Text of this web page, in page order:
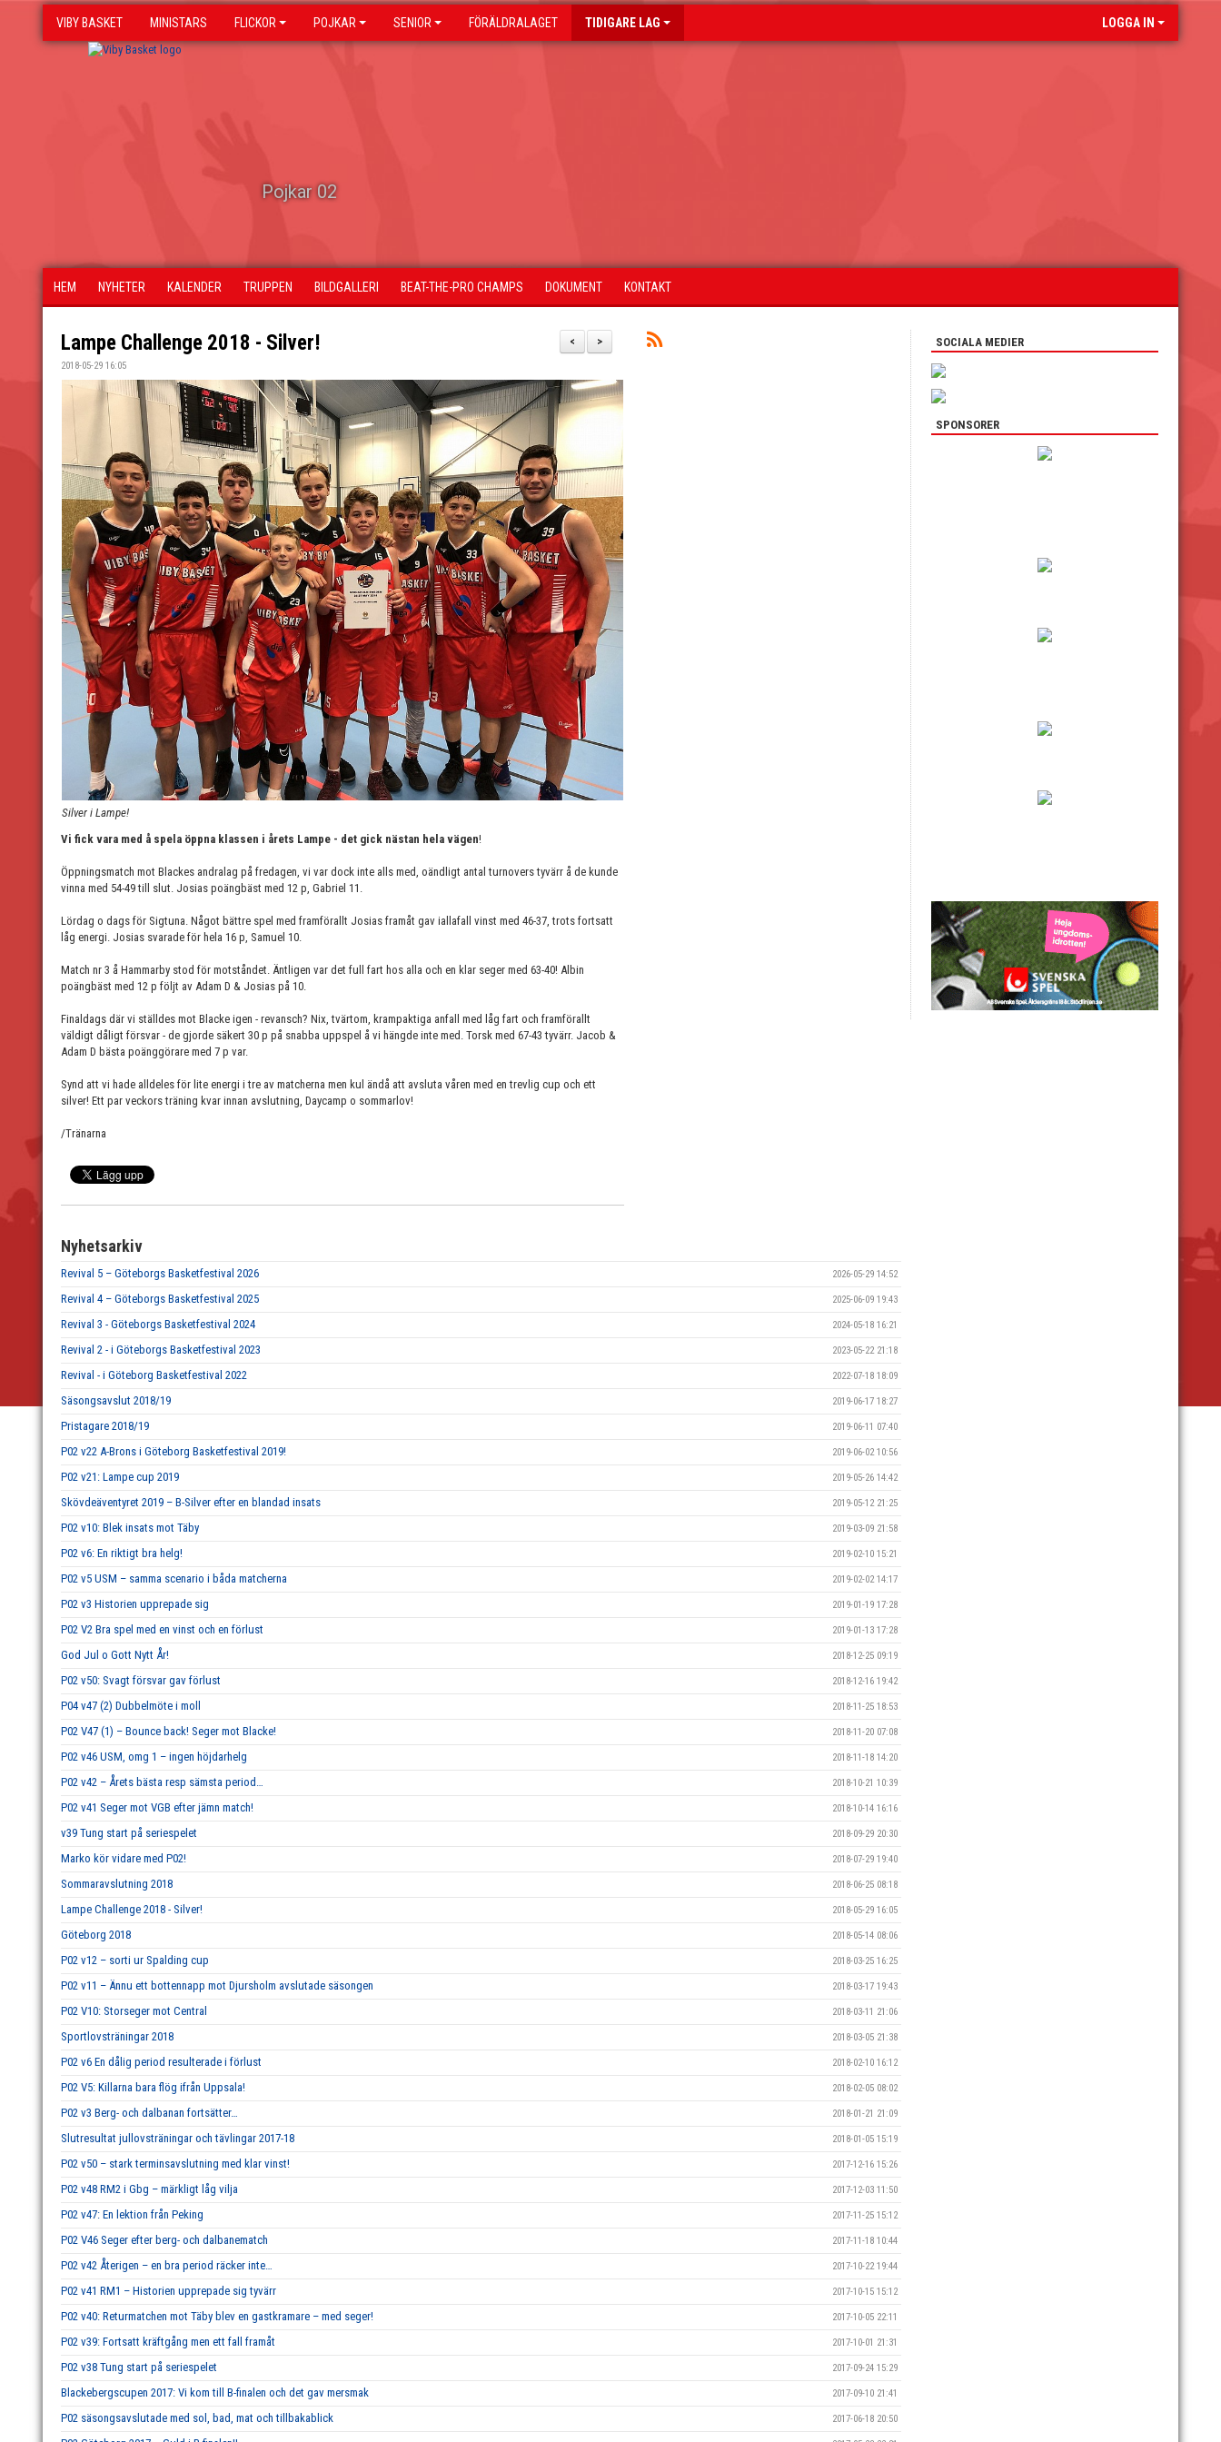
VIBY BASKET MINISTARS FLICKOR POJKAR SENIOR FÖRÄLDRALAGET TIDIGARE LAG LOGGA IN
Pojkar 02
HEM NYHETER KALENDER TRUPPEN BILDGALLERI BEAT-THE-PRO CHAMPS DOKUMENT KONTAKT
>
<
Lampe Challenge 2018 - Silver!
2018-05-29 16:05
Silver i Lampe!
Vi fick vara med å spela öppna klassen i årets Lampe - det gick nästan hela vägen!
Öppningsmatch mot Blackes andralag på fredagen, vi var dock inte alls med, oändligt antal turnovers tyvärr å de kunde
vinna med 54-49 till slut. Josias poängbäst med 12 p, Gabriel 11.
Lördag o dags för Sigtuna. Något bättre spel med framförallt Josias framåt gav iallafall vinst med 46-37, trots fortsatt
låg energi. Josias svarade för hela 16 p, Samuel 10.
Match nr 3 å Hammarby stod för motståndet. Äntligen var det full fart hos alla och en klar seger med 63-40! Albin
poängbäst med 12 p följt av Adam D & Josias på 10.
Finaldags där vi ställdes mot Blacke igen - revansch? Nix, tvärtom, krampaktiga anfall med låg fart och framförallt
väldigt dåligt försvar - de gjorde säkert 30 p på snabba uppspel å vi hängde inte med. Torsk med 67-43 tyvärr. Jacob &
Adam D bästa poänggörare med 7 p var.
Synd att vi hade alldeles för lite energi i tre av matcherna men kul ändå att avsluta våren med en trevlig cup och ett
silver! Ett par veckors träning kvar innan avslutning, Daycamp o sommarlov!
/Tränarna
Nyhetsarkiv
Revival 5 – Göteborgs Basketfestival 2026 2026-05-29 14:52
Revival 4 – Göteborgs Basketfestival 2025 2025-06-09 19:43
Revival 3 - Göteborgs Basketfestival 2024 2024-05-18 16:21
Revival 2 - i Göteborgs Basketfestival 2023 2023-05-22 21:18
Revival - i Göteborg Basketfestival 2022 2022-07-18 18:09
Säsongsavslut 2018/19 2019-06-17 18:27
Pristagare 2018/19 2019-06-11 07:40
P02 v22 A-Brons i Göteborg Basketfestival 2019! 2019-06-02 10:56
P02 v21: Lampe cup 2019 2019-05-26 14:42
Skövdeäventyret 2019 – B-Silver efter en blandad insats 2019-05-12 21:25
P02 v10: Blek insats mot Täby 2019-03-09 21:58
P02 v6: En riktigt bra helg! 2019-02-10 15:21
P02 v5 USM – samma scenario i båda matcherna 2019-02-02 14:17
P02 v3 Historien upprepade sig 2019-01-19 17:28
P02 V2 Bra spel med en vinst och en förlust 2019-01-13 17:28
God Jul o Gott Nytt År! 2018-12-25 09:19
P02 v50: Svagt försvar gav förlust 2018-12-16 19:42
P04 v47 (2) Dubbelmöte i moll 2018-11-25 18:53
P02 V47 (1) – Bounce back! Seger mot Blacke! 2018-11-20 07:08
P02 v46 USM, omg 1 – ingen höjdarhelg 2018-11-18 14:20
P02 v42 – Årets bästa resp sämsta period… 2018-10-21 10:39
P02 v41 Seger mot VGB efter jämn match! 2018-10-14 16:16
v39 Tung start på seriespelet 2018-09-29 20:30
Marko kör vidare med P02! 2018-07-29 19:40
Sommaravslutning 2018 2018-06-25 08:18
Lampe Challenge 2018 - Silver! 2018-05-29 16:05
Göteborg 2018 2018-05-14 08:06
P02 v12 – sorti ur Spalding cup 2018-03-25 16:25
P02 v11 – Ännu ett bottennapp mot Djursholm avslutade säsongen 2018-03-17 19:43
P02 V10: Storseger mot Central 2018-03-11 21:06
Sportlovsträningar 2018 2018-03-05 21:38
P02 v6 En dålig period resulterade i förlust 2018-02-10 16:12
P02 V5: Killarna bara flög ifrån Uppsala! 2018-02-05 08:02
P02 v3 Berg- och dalbanan fortsätter… 2018-01-21 21:09
Slutresultat jullovsträningar och tävlingar 2017-18 2018-01-05 15:19
P02 v50 – stark terminsavslutning med klar vinst! 2017-12-16 15:26
P02 v48 RM2 i Gbg – märkligt låg vilja 2017-12-03 11:50
P02 v47: En lektion från Peking 2017-11-25 15:12
P02 V46 Seger efter berg- och dalbanematch 2017-11-18 10:44
P02 v42 Återigen – en bra period räcker inte… 2017-10-22 19:44
P02 v41 RM1 – Historien upprepade sig tyvärr 2017-10-15 15:12
P02 v40: Returmatchen mot Täby blev en gastkramare – med seger! 2017-10-05 22:11
P02 v39: Fortsatt kräftgång men ett fall framåt 2017-10-01 21:31
P02 v38 Tung start på seriespelet 2017-09-24 15:29
Blackebergscupen 2017: Vi kom till B-finalen och det gav mersmak 2017-09-10 21:41
P02 säsongsavslutade med sol, bad, mat och tillbakablick 2017-06-18 20:50
SOCIALA MEDIER
SPONSORER